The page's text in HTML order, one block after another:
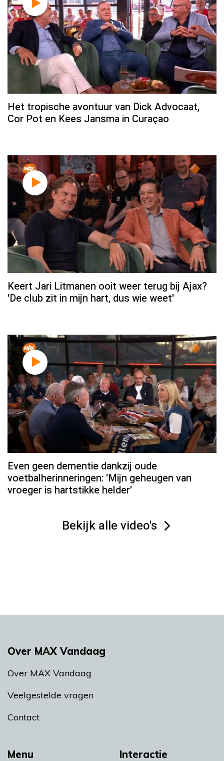
Het tropische avontuur van Dick Advocaat,
Cor Pot en Kees Jansma in Curaçao
Keert Jari Litmanen ooit weer terug bij Ajax?
'De club zit in mijn hart, dus wie weet'
Even geen dementie dankzij oude
voetbalherinneringen: 'Mijn geheugen van
vroeger is hartstikke helder'
Bekijk alle video's
Menu Interactie
Over MAX Vandaag
Over MAX Vandaag
Veelgestelde vragen
Contact